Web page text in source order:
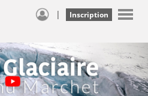
| Inscription